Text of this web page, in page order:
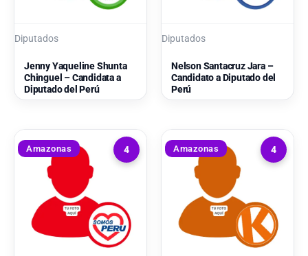
Diputados
Jenny Yaqueline Shunta
Chinguel – Candidata a
Diputado del Perú
Diputados
Nelson Santacruz Jara –
Candidato a Diputado del
Perú
4
Amazonas 4
Amazonas